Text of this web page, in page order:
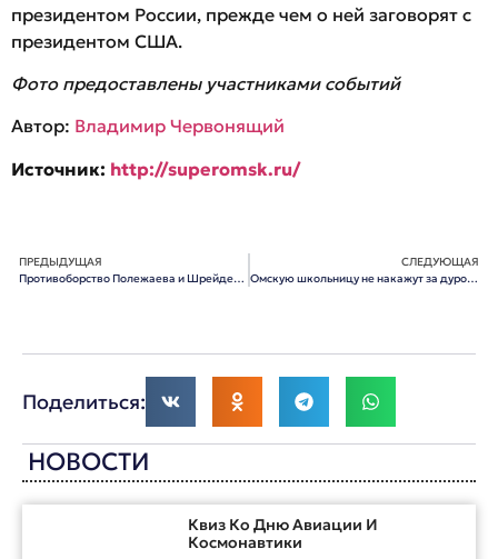
президентом России, прежде чем о ней заговорят с
президентом США.
Фото предоставлены участниками событий
Автор: Владимир Червонящий
Источник: http://superomsk.ru/
ПРЕДЫДУЩАЯ
Противоборство Полежаева и Шрейдера закончилось?
СЛЕДУЮЩАЯ
Омскую школьницу не накажут за дурость
Поделиться:
НОВОСТИ
Квиз Ко Дню Авиации И
Космонавтики